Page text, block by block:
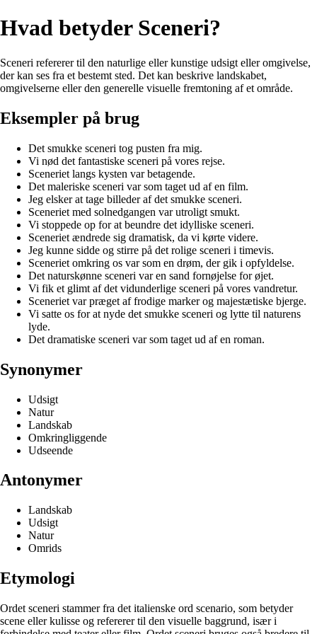
Hvad betyder Sceneri?
Sceneri refererer til den naturlige eller kunstige udsigt eller omgivelse,
der kan ses fra et bestemt sted. Det kan beskrive landskabet,
omgivelserne eller den generelle visuelle fremtoning af et område.
Eksempler på brug
Det smukke sceneri tog pusten fra mig.
Vi nød det fantastiske sceneri på vores rejse.
Sceneriet langs kysten var betagende.
Det maleriske sceneri var som taget ud af en film.
Jeg elsker at tage billeder af det smukke sceneri.
Sceneriet med solnedgangen var utroligt smukt.
Vi stoppede op for at beundre det idylliske sceneri.
Sceneriet ændrede sig dramatisk, da vi kørte videre.
Jeg kunne sidde og stirre på det rolige sceneri i timevis.
Sceneriet omkring os var som en drøm, der gik i opfyldelse.
Det naturskønne sceneri var en sand fornøjelse for øjet.
Vi fik et glimt af det vidunderlige sceneri på vores vandretur.
Sceneriet var præget af frodige marker og majestætiske bjerge.
Vi satte os for at nyde det smukke sceneri og lytte til naturens
lyde.
Det dramatiske sceneri var som taget ud af en roman.
Synonymer
Udsigt
Natur
Landskab
Omkringliggende
Udseende
Antonymer
Landskab
Udsigt
Natur
Omrids
Etymologi
Ordet sceneri stammer fra det italienske ord scenario, som betyder
scene eller kulisse og refererer til den visuelle baggrund, især i